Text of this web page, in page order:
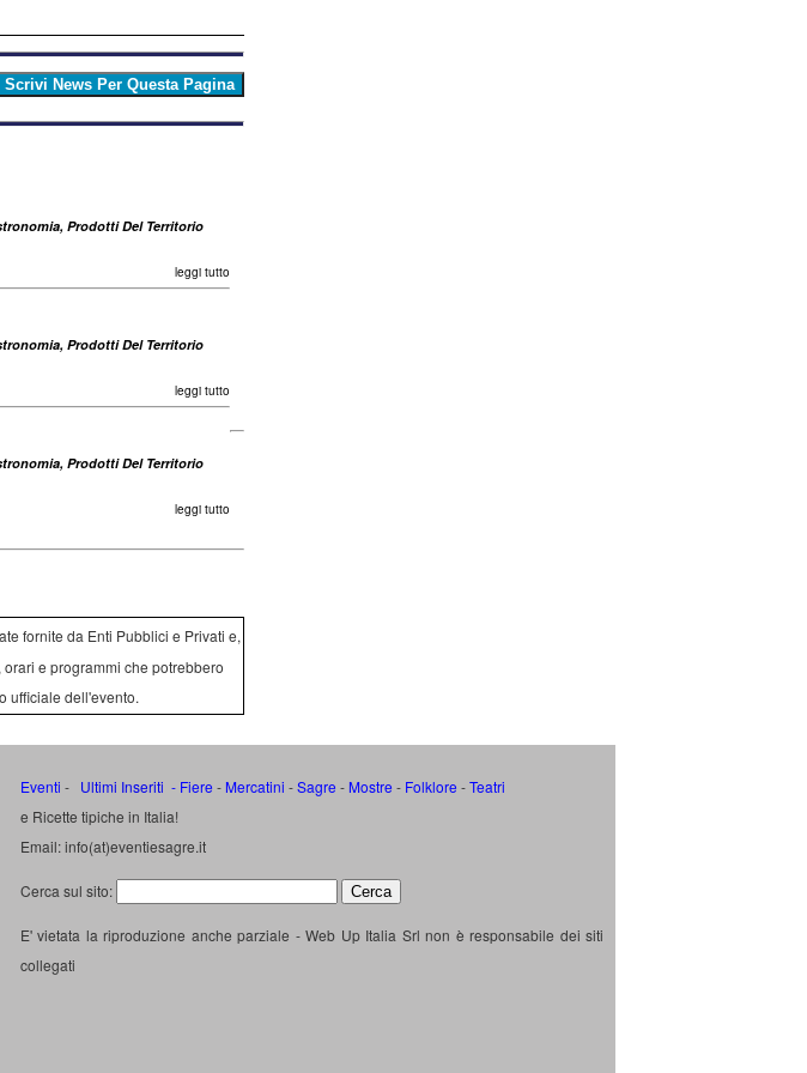
Prodotti Del Territorio
leggi tutto
Prodotti Del Territorio
leggi tutto
Prodotti Del Territorio
leggi tutto
fornite da Enti Pubblici e Privati e,
e programmi che potrebbero
ufficiale dell'evento.
Eventi - Ultimi Inseriti - Fiere - Mercatini -Sagre - Mostre - Folklore -Teatri
e Ricette tipiche in Italia!
Email: info(at)eventiesagre.it
Cerca sul sito:
E' vietata la riproduzione anche parziale - Web Up Italia Srl non è responsabile dei siti
collegati